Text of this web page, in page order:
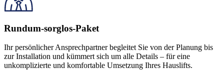
Rundum-sorglos-Paket
Ihr persönlicher Ansprechpartner begleitet Sie von der Planung bis
zur Installation und kümmert sich um alle Details – für eine
unkomplizierte und komfortable Umsetzung Ihres Hauslifts.